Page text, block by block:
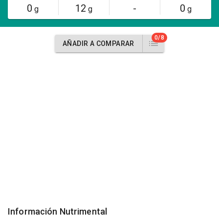
0 g 12 g - 0 g
AÑADIR A COMPARAR
0/8
Información Nutrimental